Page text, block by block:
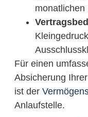
monatlichen
Für einen
Absicherung
ist der
Anlaufstelle.